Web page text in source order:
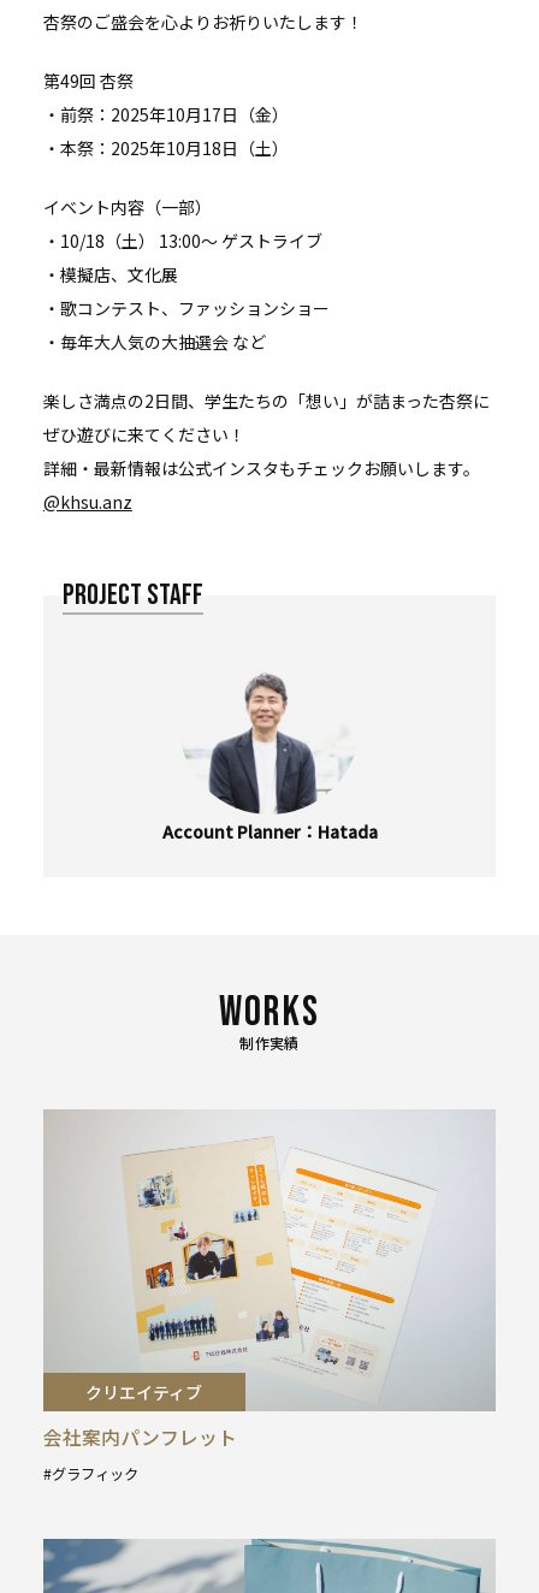
杏祭のご盛会を心よりお祈りいたします！
第49回 杏祭
・前祭：2025年10月17日（金）
・本祭：2025年10月18日（土）
イベント内容（一部）
・10/18（土） 13:00〜 ゲストライブ
・模擬店、文化展
・歌コンテスト、ファッションショー
・毎年大人気の大抽選会 など
楽しさ満点の2日間、学生たちの「想い」が詰まった杏祭に
ぜひ遊びに来てください！
詳細・最新情報は公式インスタもチェックお願いします。
@khsu.anz
PROJECT STAFF
Account Planner Hatada
制作実績
クリエイティブ
会社案内パンフレット
:
グラフィック